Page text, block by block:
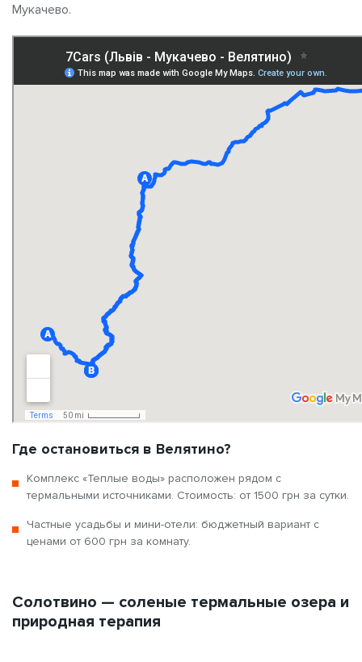
Мукачево.
Где остановиться в Велятино?
Комплекс «Теплые воды» расположен рядом с
термальными источниками. Стоимость: от 1500 грн за сутки.
Частные усадьбы и мини-отели: бюджетный вариант с
ценами от 600 грн за комнату.
Солотвино — соленые термальные озера и
природная терапия